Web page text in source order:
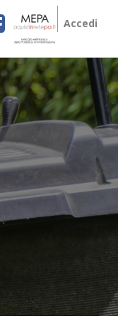
Accedi